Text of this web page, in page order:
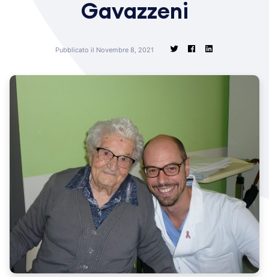
Gavazzeni
Pubblicato il Novembre 8, 2021